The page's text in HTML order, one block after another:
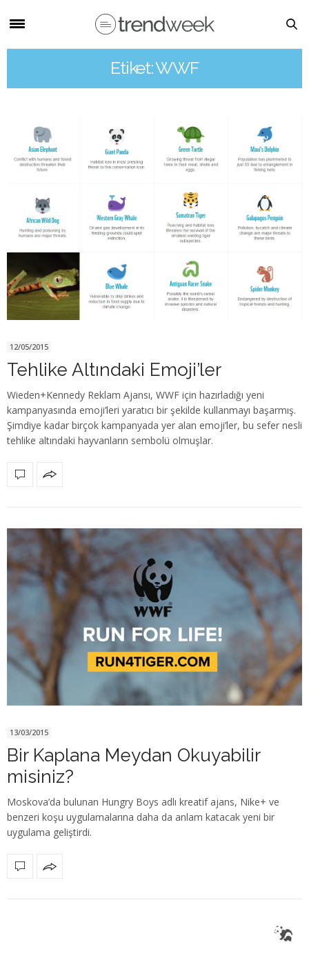
Etiket: WWF
12/05/2015
Tehlike Altındaki Emoji’ler
Wieden+Kennedy Reklam Ajansı, WWF için hazırladığı yeni
kampanyasında emoji’leri yaratıcı bir şekilde kullanmayı başarmış.
Şimdiye kadar birçok kampanyada yer alan emoji’ler, bu sefer nesli
tehlike altındaki hayvanların sembolü olmuşlar.
13/03/2015
Bir Kaplana Meydan Okuyabilir
misiniz?
Moskova’da bulunan Hungry Boys adlı kreatif ajans, Nike+ ve
benzeri koşu uygulamalarına daha da anlam katacak yeni bir
uygulama geliştirdi.